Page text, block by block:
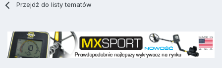
Przejdź do listy tematów